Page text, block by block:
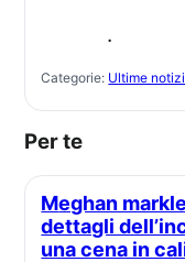
.
Categorie: Ultime
Per te
Meghan markle avrebbe raccontato
dettagli
una cena in